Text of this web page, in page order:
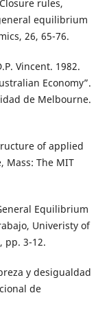
rules,
equilibrium
26, 65-76.
Vincent. 1982.
Economy”.
de Melbourne.
of applied
Mass: The MIT
Equilibrium
Univeristy of
pp. 3-12.
y desigualdad
de